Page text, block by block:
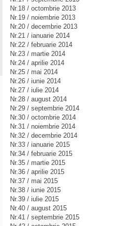
Nr.18 / octombrie 2013
Nr.19 / noiembrie 2013
Nr.20 / decembrie 2013
Nr.21 / ianuarie 2014
Nr.22 / februarie 2014
Nr.23 / martie 2014
Nr.24 / aprilie 2014
Nr.25 / mai 2014
Nr.26 / iunie 2014
Nr.27 / iulie 2014
Nr.28 / august 2014
Nr.29 / septembrie 2014
Nr.30 / octombrie 2014
Nr.31 / noiembrie 2014
Nr.32 / decembrie 2014
Nr.33 / ianuarie 2015
Nr.34 / februarie 2015
Nr.35 / martie 2015
Nr.36 / aprilie 2015
Nr.37 / mai 2015
Nr.38 / iunie 2015
Nr.39 / iulie 2015
Nr.40 / august 2015
Nr.41 / septembrie 2015